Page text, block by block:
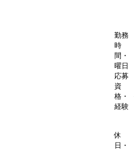
勤務
時
間・
曜日
応募
資
格・
経験
休
日・